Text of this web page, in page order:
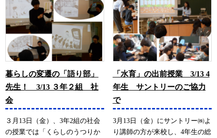
暮らしの変遷の「語り部」
先生！ 3/13 ３年２組 社
会
３月13日（金）、3年2組の社会
の授業では「くらしのうつりか
「水育」の出前授業 3/13 4
年生 サントリーのご協力
で
3月13日（金）にサントリー㈱よ
り講師の方が来校し、4年生の総